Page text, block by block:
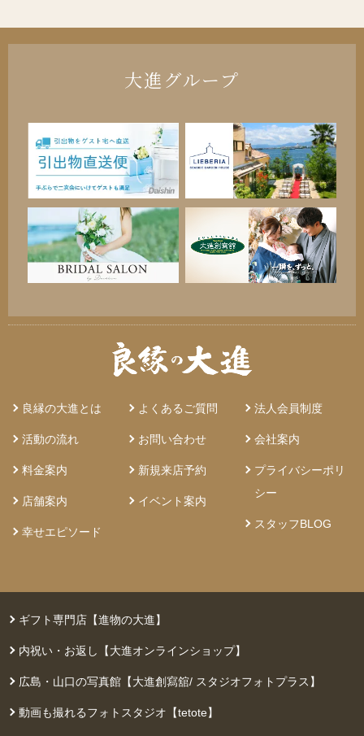
大進グループ
良縁の大進とは
活動の流れ
料金案内
店舗案内
幸せエピソード
よくあるご質問
お問い合わせ
新規来店予約
イベント案内
法人会員制度
会社案内
プライバシーポリ
シー
スタッフBLOG
ギフト専門店【進物の大進】
内祝い・お返し【大進オンラインショップ】
広島・山口の写真館【大進創寫舘/ スタジオフォトプラス】
動画も撮れるフォトスタジオ【tetote】